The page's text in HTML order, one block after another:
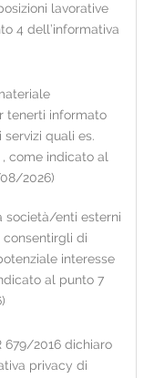
in
tenuta a fornire
dei dati
elenco
tramite
tramite il
anche il
candidato);
lavorative
4 dell’informativa
tenerti informato
quali es.
come indicato al
2026)
società/enti esterni
di
interesse
al punto 7
679/2016 dichiaro
privacy di